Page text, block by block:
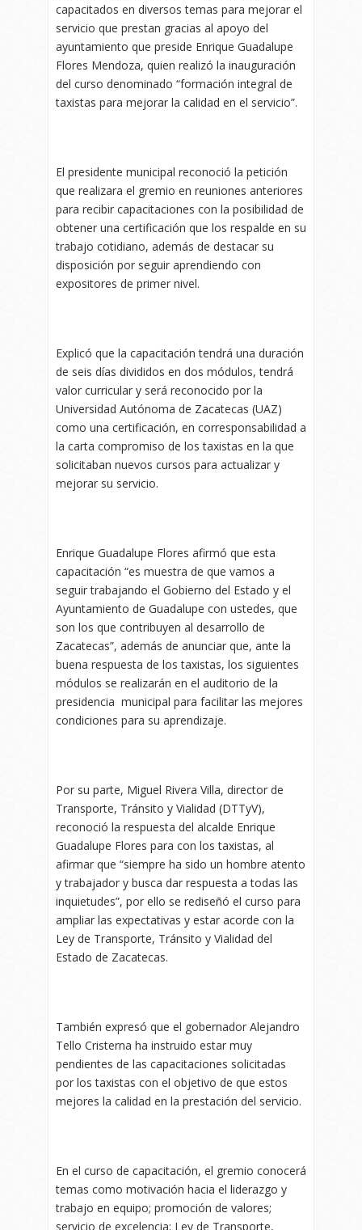
capacitados en diversos temas para mejorar el
servicio que prestan gracias al apoyo del
ayuntamiento que preside Enrique Guadalupe
Flores Mendoza, quien realizó la inauguración
del curso denominado “formación integral de
taxistas para mejorar la calidad en el servicio”.
El presidente municipal reconoció la petición
que realizara el gremio en reuniones anteriores
para recibir capacitaciones con la posibilidad de
obtener una certificación que los respalde en su
trabajo cotidiano, además de destacar su
disposición por seguir aprendiendo con
expositores de primer nivel.
Explicó que la capacitación tendrá una duración
de seis días divididos en dos módulos, tendrá
valor curricular y será reconocido por la
Universidad Autónoma de Zacatecas (UAZ)
como una certificación, en corresponsabilidad a
la carta compromiso de los taxistas en la que
solicitaban nuevos cursos para actualizar y
mejorar su servicio.
Enrique Guadalupe Flores afirmó que esta
capacitación “es muestra de que vamos a
seguir trabajando el Gobierno del Estado y el
Ayuntamiento de Guadalupe con ustedes, que
son los que contribuyen al desarrollo de
Zacatecas”, además de anunciar que, ante la
buena respuesta de los taxistas, los siguientes
módulos se realizarán en el auditorio de la
presidencia municipal para facilitar las mejores
condiciones para su aprendizaje.
Por su parte, Miguel Rivera Villa, director de
Transporte, Tránsito y Vialidad (DTTyV),
reconoció la respuesta del alcalde Enrique
Guadalupe Flores para con los taxistas, al
afirmar que “siempre ha sido un hombre atento
y trabajador y busca dar respuesta a todas las
inquietudes”, por ello se rediseñó el curso para
ampliar las expectativas y estar acorde con la
Ley de Transporte, Tránsito y Vialidad del
Estado de Zacatecas.
También expresó que el gobernador Alejandro
Tello Cristerna ha instruido estar muy
pendientes de las capacitaciones solicitadas
por los taxistas con el objetivo de que estos
mejores la calidad en la prestación del servicio.
En el curso de capacitación, el gremio conocerá
temas como motivación hacia el liderazgo y
trabajo en equipo; promoción de valores;
servicio de excelencia; Ley de Transporte,